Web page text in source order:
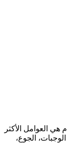
هي العوامل الأكثر
الجوع،